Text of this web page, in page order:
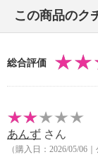
この商品のク
総合評価
あんず さん
（購入日：2026/05/06